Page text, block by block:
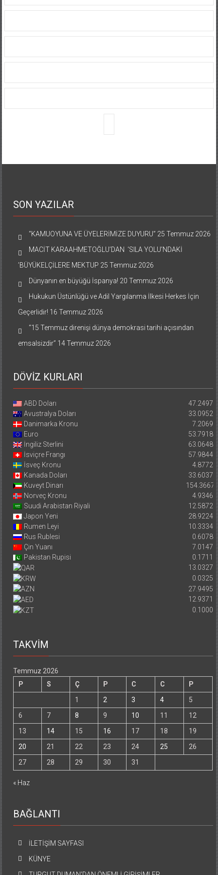
SON YAZILAR
“KAMUOYUNA VE ÜYELERİMİZE DUYURU” 25 Temmuz 2026
MACİT KARAAHMETOĞLU’DAN ‘SILA YOLU’NDAKİ
’BÜYÜKELÇİLERE MEKTUP 25 Temmuz 2026
Dünyanın en büyüğü İspanya! 20 Temmuz 2026
Hukukun Üstünlüğü ve Adil Yargılanma İlkesi Herkes İçin
Geçerlidir! 16 Temmuz 2026
“15 Temmuz direnişi dünya demokrasi tarihi açısından
emsalsizdir” 14 Temmuz 2026
DÖVİZ KURLARI
ABD Doları
47.2497
Avustralya Doları
33.0952
Danimarka Kronu
7.2069
Euro
53.7918
İngiliz Sterlini
63.0648
İsviçre Frangı
57.9844
İsveç Kronu
4.8772
Kanada Doları
33.6037
Kuveyt Dinarı
154.3667
Norveç Kronu
4.9346
Suudi Arabistan Riyali
12.5872
Japon Yeni
28.9224
Rumen Leyi
10.3334
Rus Rublesi
0.6078
Çin Yuanı
7.0147
Pakistan Rupisi
0.1711
13.0327
0.0325
27.9495
12.9371
0.1000
TAKVİM
Temmuz 2026
P
S Ç P C C
P
1
2 3 4
5
6
7 8 9 10 11
12
13
14 15 16 17 18
19
20
21 22 23 24 25
26
27
28 29 30 31
« Haz
BAĞLANTI
İLETİŞİM SAYFASI
KÜNYE